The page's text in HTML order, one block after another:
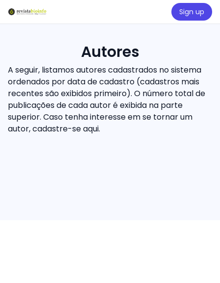
Sign up
Autores
A seguir, listamos autores cadastrados no sistema
ordenados por data de cadastro (cadastros mais
recentes são exibidos primeiro). O número total de
publicações de cada autor é exibida na parte
superior. Caso tenha interesse em se tornar um
autor, cadastre-seaqui.